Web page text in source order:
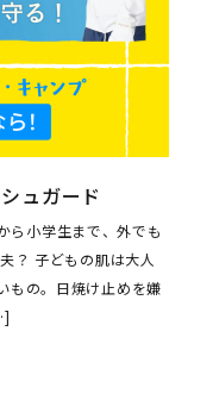
ュガード
ら小学生まで、外でも
？ 子どもの肌は大人
もの。日焼け止めを嫌